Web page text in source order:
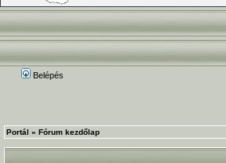
Belépés
Portál » Fórum kezdőlap